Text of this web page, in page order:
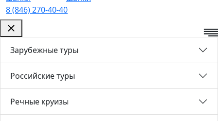
8 (846) 270-40-40
Зарубежные туры
Российские туры
Речные круизы